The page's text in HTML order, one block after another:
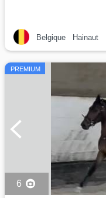
Belgique Hainaut
PREMIUM
6